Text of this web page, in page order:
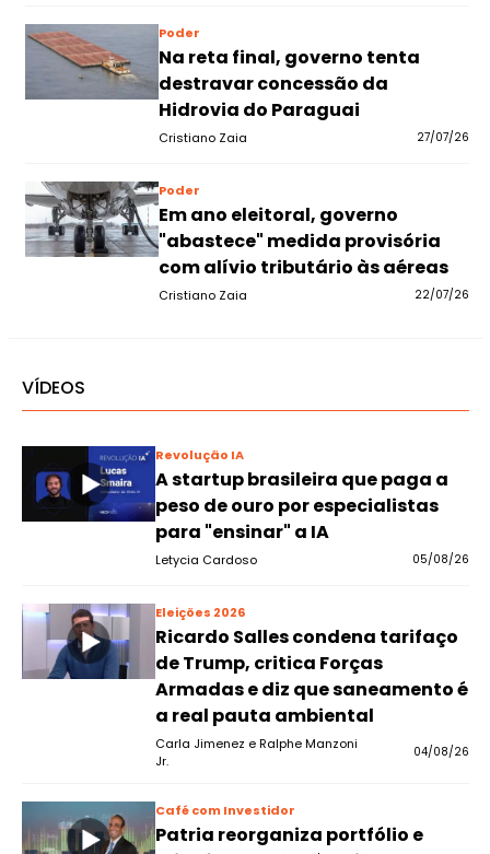
Poder
Na reta final, governo tenta
destravar concessão da
Hidrovia do Paraguai
Cristiano Zaia 27/07/26
Poder
Em ano eleitoral, governo
"abastece" medida provisória
com alívio tributário às aéreas
Cristiano Zaia 22/07/26
VÍDEOS
Revolução IA
A startup brasileira que paga a
peso de ouro por especialistas
para "ensinar" a IA
Letycia Cardoso 05/08/26
Eleições 2026
Ricardo Salles condena tarifaço
de Trump, critica Forças
Armadas e diz que saneamento é
a real pauta ambiental
Carla Jimenez e Ralphe Manzoni
Jr.
04/08/26
Café com Investidor
Patria reorganiza portfólio e